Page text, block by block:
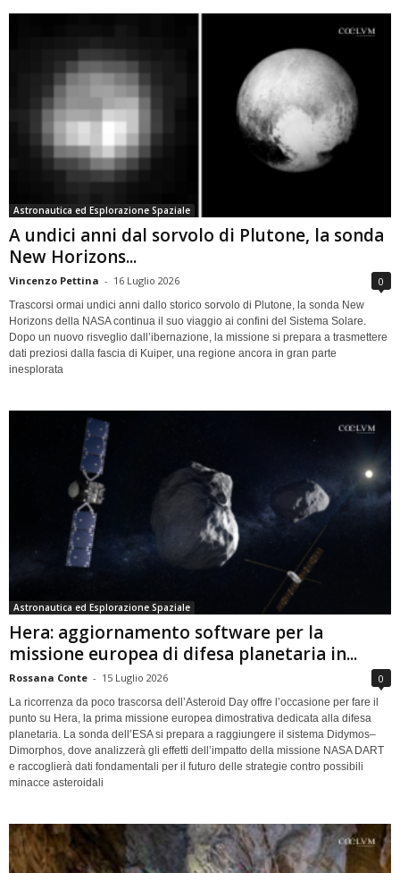
Astronautica ed Esplorazione Spaziale
A undici anni dal sorvolo di Plutone, la sonda
New Horizons...
Vincenzo Pettina - 16 Luglio 2026 0
Trascorsi ormai undici anni dallo storico sorvolo di Plutone, la sonda New
Horizons della NASA continua il suo viaggio ai confini del Sistema Solare.
Dopo un nuovo risveglio dall’ibernazione, la missione si prepara a trasmettere
dati preziosi dalla fascia di Kuiper, una regione ancora in gran parte
inesplorata
Astronautica ed Esplorazione Spaziale
Hera: aggiornamento software per la
missione europea di difesa planetaria in...
Rossana Conte - 15 Luglio 2026 0
La ricorrenza da poco trascorsa dell’Asteroid Day offre l’occasione per fare il
punto su Hera, la prima missione europea dimostrativa dedicata alla difesa
planetaria. La sonda dell’ESA si prepara a raggiungere il sistema Didymos–
Dimorphos, dove analizzerà gli effetti dell’impatto della missione NASA DART
e raccoglierà dati fondamentali per il futuro delle strategie contro possibili
minacce asteroidali